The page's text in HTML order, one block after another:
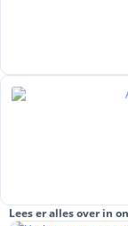
Lees er alles over in